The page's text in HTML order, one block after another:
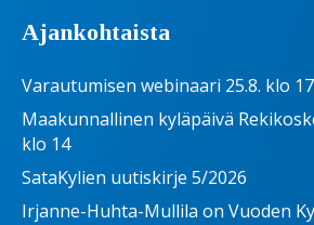
Ajankohtaista
Varautumisen webinaari 25.8. klo
Maakunnallinen kyläpäivä
klo 14
SataKylien uutiskirje 5/2026
Irjanne-Huhta-Mullila on Vuoden